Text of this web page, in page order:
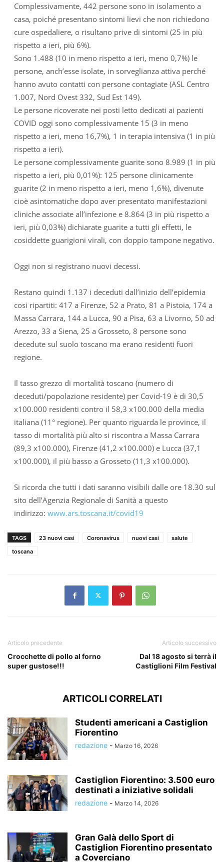
Complessivamente, 442 persone sono in isolamento a
casa, poiché presentano sintomi lievi che non richiedono
cure ospedaliere, o risultano prive di sintomi (25 in più
rispetto a ieri, più 6%).
Sono 1.488 (10 in meno rispetto a ieri, meno 0,7%) le
persone, anch’esse isolate, in sorveglianza attiva perché
hanno avuto contatti con persone contagiate (ASL Centro
1.007, Nord Ovest 332, Sud Est 149).
Le persone ricoverate nei posti letto dedicati ai pazienti
COVID oggi sono complessivamente 15 (3 in meno
rispetto a ieri, meno 16,7%), 1 in terapia intensiva (1 in più
rispetto a ieri).
Le persone complessivamente guarite sono 8.989 (1 in più
rispetto a ieri, più 0,01%): 125 persone clinicamente
guarite (2 in meno rispetto a ieri, meno 1,6%), divenute
cioè asintomatiche dopo aver presentato manifestazioni
cliniche associate all’infezione e 8.864 (3 in più rispetto a
ieri, più 0,03%) dichiarate guarite a tutti gli effetti, le
cosiddette guarigioni virali, con doppio tampone negativo.
Oggi non si registrano nuovi decessi.
Restano quindi 1.137 i deceduti dall’inizio dell’epidemia
cosi ripartiti: 417 a Firenze, 52 a Prato, 81 a Pistoia, 174 a
Massa Carrara, 144 a Lucca, 90 a Pisa, 63 a Livorno, 50 ad
Arezzo, 33 a Siena, 25 a Grosseto, 8 persone sono
decedute sul suolo toscano ma erano residenti fuori
regione.
Il tasso grezzo di mortalità toscano (numero di
deceduti/popolazione residente) per Covid-19 è di 30,5
x100.000 residenti contro il 58,3 x100.000 della media
italiana (11° regione). Per quanto riguarda le province, il
tasso di mortalità più alto si riscontra a Massa Carrara
(89,3 x100.000), Firenze (41,2 x100.000) e Lucca (37,1
x100.000), il più basso a Grosseto (11,3 x100.000).
Si ricorda che tutti i dati saranno visibili dalle ore 18.30 sul
sito dell’Agenzia Regionale di Sanità a questo
indirizzo: www.ars.toscana.it/covid19
TAGS 23 nuovi casi Coronavirus nuovi casi
salute
toscana
Articolo precedente
Crocchette di pollo al forno
super gustose!!!
Articolo successivo
Dal 18 agosto si terrà il
Castiglioni Film Festival
ARTICOLI CORRELATI
Studenti americani a Castiglion
Fiorentino
redazione - Marzo 16, 2026
Castiglion Fiorentino: 3.500 euro
destinati a iniziative solidali
redazione - Marzo 14, 2026
Gran Galà dello Sport di
Castiglion Fiorentino presentato
a Coverciano